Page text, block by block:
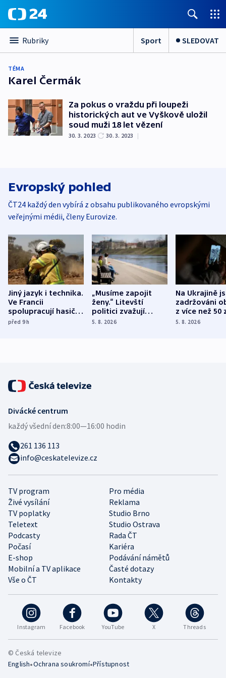
Rubriky Sport SLEDOVAT
TÉMA
Karel Čermák
Za pokus o vraždu při loupeži
historických aut ve Vyškově uložil
soud muži 18 let vězení
30. 3. 2023 30. 3. 2023 |
Evropský pohled
ČT24 každý den vybírá z obsahu publikovaného evropskými
veřejnými médii, členy Eurovize.
Jiný jazyk i technika.
Ve Francii
spolupracují hasiči z
různých zemí
před 9h
„Musíme zapojit
ženy.“ Litevští
politici zvažují
dohodu o
5. 8. 2026
Na Ukrajině
zadržováni
z více než 50
Bojovali na
5. 8. 2026
Instagram Facebook YouTube X Threads
TV program
Pro média
Živé vysílání
Reklama
TV poplatky
Studio Brno
Teletext
Studio Ostrava
Podcasty
Rada ČT
Počasí
Kariéra
E-shop
Podávání námětů
Mobilní a TV aplikace
Časté dotazy
Vše o ČT
Kontakty
Divácké centrum
každý všední den:8:00—16:00 hodin
261 136 113
info@ceskatelevize.cz
© Česká televize
English•Ochrana soukromí•Přístupnost